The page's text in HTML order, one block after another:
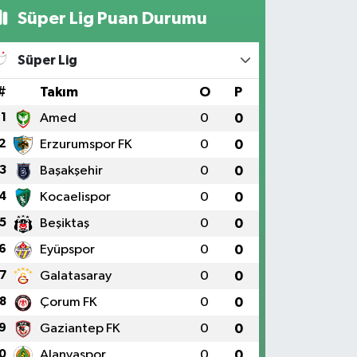
Süper Lig Puan Durumu
Süper Lig
Takım O P
1 Amed 0 0
Erzurumspor FK 0 0
3 Başakşehir 0 0
Kocaelispor 0 0
5 Beşiktaş 0 0
Eyüpspor 0 0
7 Galatasaray 0 0
8 Çorum FK 0 0
Gaziantep FK 0 0